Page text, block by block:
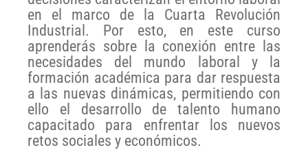
en el marco de la Cuarta Revolución
Industrial. Por esto, en este curso
aprenderás sobre la conexión entre las
necesidades del mundo laboral y la
formación académica para dar respuesta
a las nuevas dinámicas, permitiendo con
ello el desarrollo de talento humano
capacitado para enfrentar los nuevos
retos sociales y económicos.